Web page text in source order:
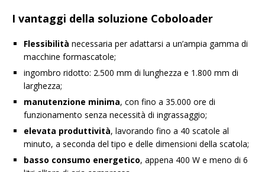
I vantaggi della soluzione Coboloader
Flessibilità necessaria per adattarsi a un’ampia gamma di
macchine formascatole;
ingombro ridotto: 2.500 mm di lunghezza e 1.800 mm di
larghezza;
manutenzione minima, con fino a 35.000 ore di
funzionamento senza necessità di ingrassaggio;
elevata produttività, lavorando fino a 40 scatole al
minuto, a seconda del tipo e delle dimensioni della scatola;
basso consumo energetico, appena 400 W e meno di 6